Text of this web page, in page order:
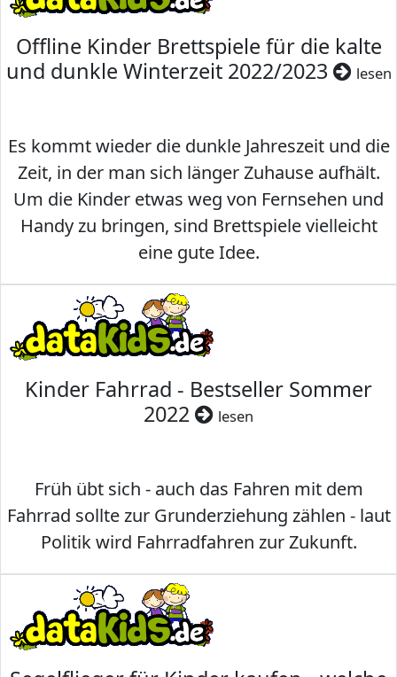
Offline Kinder Brettspiele für die kalte
und dunkle Winterzeit 2022/2023
lesen
Es kommt wieder die dunkle Jahreszeit und die
Zeit, in der man sich länger Zuhause aufhält.
Um die Kinder etwas weg von Fernsehen und
Handy zu bringen, sind Brettspiele vielleicht
eine gute Idee.
Kinder Fahrrad - Bestseller Sommer
2022
lesen
Früh übt sich - auch das Fahren mit dem
Fahrrad sollte zur Grunderziehung zählen - laut
Politik wird Fahrradfahren zur Zukunft.